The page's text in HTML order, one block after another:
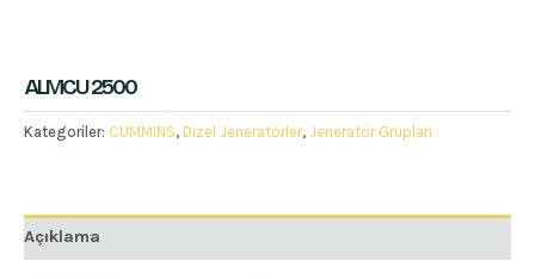
ALMCU 2500
Kategoriler: CUMMINS, Dizel Jeneratörler, Jeneratör Grupları
Açıklama